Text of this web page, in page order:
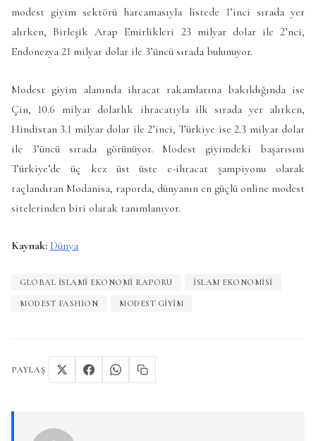
modest giyim sektörü harcamasıyla listede 1’inci sırada yer
alırken, Birleşik Arap Emirlikleri 23 milyar dolar ile 2’nci,
Endonezya 21 milyar dolar ile 3’üncü sırada bulunuyor.
Modest giyim alanında ihracat rakamlarına bakıldığında ise
Çin, 10.6 milyar dolarlık ihracatıyla ilk sırada yer alırken,
Hindistan 3.1 milyar dolar ile 2’inci, Türkiye ise 2.3 milyar dolar
ile 3’üncü sırada görünüyor. Modest giyimdeki başarısını
Türkiye’de üç kez üst üste e-ihracat şampiyonu olarak
taçlandıran Modanisa, raporda, dünyanın en güçlü online modest
sitelerinden biri olarak tanımlanıyor.
Kaynak: Dünya
GLOBAL İSLAMI EKONOMI RAPORU ISLAM EKONOMISI
MODEST FASHION MODEST GIYIM
PAYLAŞ